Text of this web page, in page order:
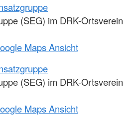
(SEG) im DRK-Ortsverein
Maps Ansicht
(SEG) im DRK-Ortsverein
Maps Ansicht